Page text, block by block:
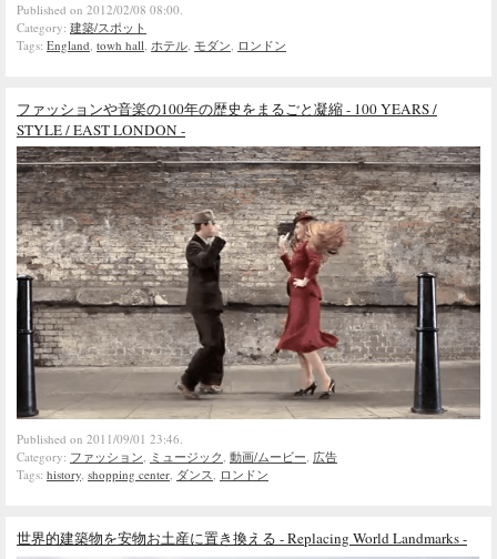
Published on 2012/02/08 08:00.
Category: 建築/スポット
Tags: England, towh hall, ホテル, モダン, ロンドン
ファッションや音楽の100年の歴史をまるごと凝縮 - 100 YEARS /
STYLE / EAST LONDON -
Published on 2011/09/01 23:46.
Category: ファッション, ミュージック, 動画/ムービー, 広告
Tags: history, shopping center, ダンス, ロンドン
世界的建築物を安物お土産に置き換える - Replacing World Landmarks -